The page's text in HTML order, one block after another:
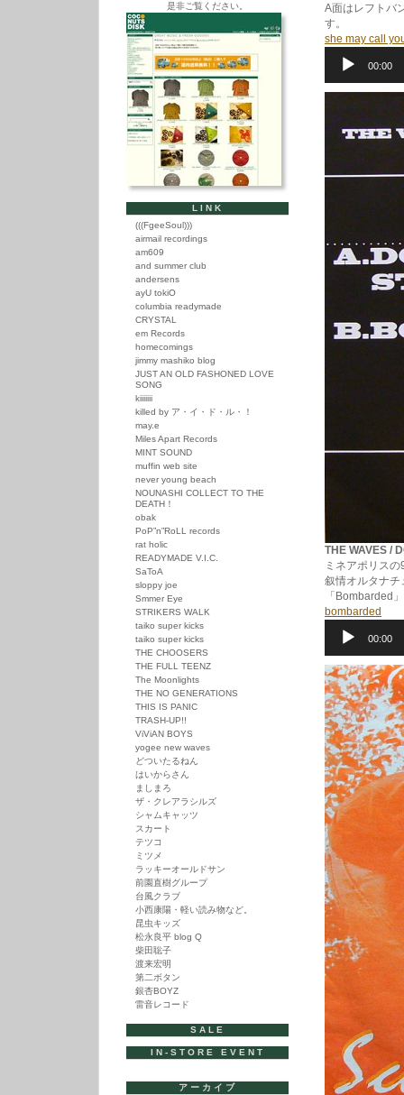
A面はレフトバ
す。
she may call
レ
ー
00:00
THE WAVES /
ミネアポリス
叙情オルタナチ
「Bombarded
bombarded
レ
ー
ヤ
ー
00:00
是非ご覧ください。
LINK
(((FgeeSoul)))
airmail recordings
am609
and summer club
andersens
ayU tokiO
columbia readymade
CRYSTAL
em Records
homecomings
jimmy mashiko blog
JUST AN OLD FASHONED LOVE
SONG
kiiiiiii
killed by ア・イ・ド・ル・！
may.e
Miles Apart Records
MINT SOUND
muffin web site
never young beach
NOUNASHI COLLECT TO THE
DEATH！
obak
PoP”n”RoLL records
rat holic
READYMADE V.I.C.
SaToA
sloppy joe
Smmer Eye
STRIKERS WALK
taiko super kicks
taiko super kicks
THE CHOOSERS
THE FULL TEENZ
The Moonlights
THE NO GENERATIONS
THIS IS PANIC
TRASH-UP!!
ViViAN BOYS
yogee new waves
どついたるねん
はいからさん
ましまろ
ザ・クレアラシルズ
シャムキャッツ
スカート
テツコ
ミツメ
ラッキーオールドサン
前園直樹グループ
台風クラブ
小西康陽・軽い読み物など。
昆虫キッズ
松永良平 blog Q
柴田聡子
渡来宏明
第二ボタン
銀杏BOYZ
雷音レコード
SALE
IN-STORE EVENT
アーカイブ